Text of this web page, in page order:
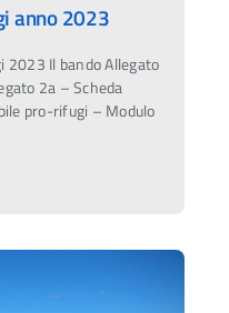
anno 2023
2023 Il bando Allegato
2a – Scheda
pro-rifugi – Modulo